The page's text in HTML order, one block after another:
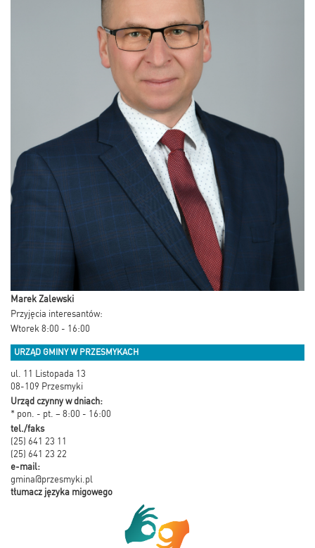
Marek Zalewski
Przyjęcia interesantów:
Wtorek 8:00 - 16:00
URZĄD GMINY W PRZESMYKACH
ul. 11 Listopada 13
08-109 Przesmyki
Urząd czynny w dniach:
* pon. - pt. – 8:00 - 16:00
tel./faks
(25) 641 23 11
(25) 641 23 22
e-mail:
gmina@przesmyki.pl
tłumacz języka migowego